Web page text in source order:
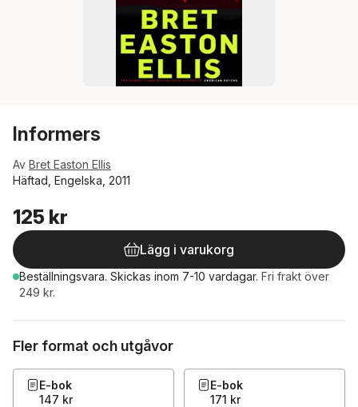
Informers
Av Bret Easton Ellis
Häftad, Engelska, 2011
125 kr
Lägg i varukorg
Beställningsvara. Skickas inom 7-10 vardagar. Fri frakt över
249 kr.
Fler format och utgåvor
E-bok
147 kr
E-bok
171 kr